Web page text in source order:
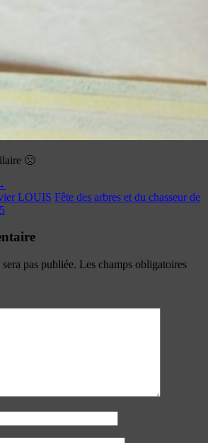
🙁
LOUIS Fête des arbres et du chasseur de
pas publiée. Les champs obligatoires